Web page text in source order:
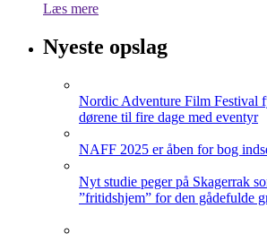
Læs mere
Nyeste opslag
Nordic Adventure Film Festival
dørene til fire dage med eventyr
NAFF 2025 er åben for bog
Nyt studie peger på Skagerrak
”fritidshjem” for den gådefulde